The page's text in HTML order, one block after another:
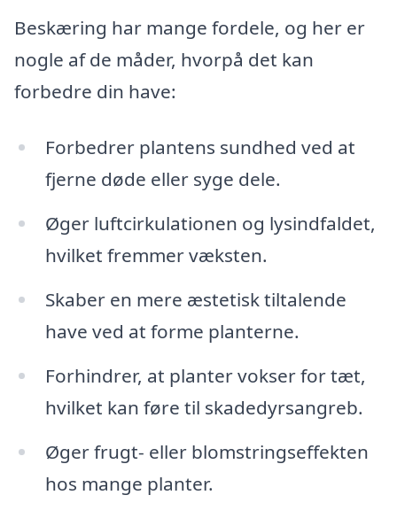
Beskæring har mange fordele, og her er
nogle af de måder, hvorpå det kan
forbedre din have:
Forbedrer plantens sundhed ved at
fjerne døde eller syge dele.
Øger luftcirkulationen og lysindfaldet,
hvilket fremmer væksten.
Skaber en mere æstetisk tiltalende
have ved at forme planterne.
Forhindrer, at planter vokser for tæt,
hvilket kan føre til skadedyrsangreb.
Øger frugt- eller blomstringseffekten
hos mange planter.